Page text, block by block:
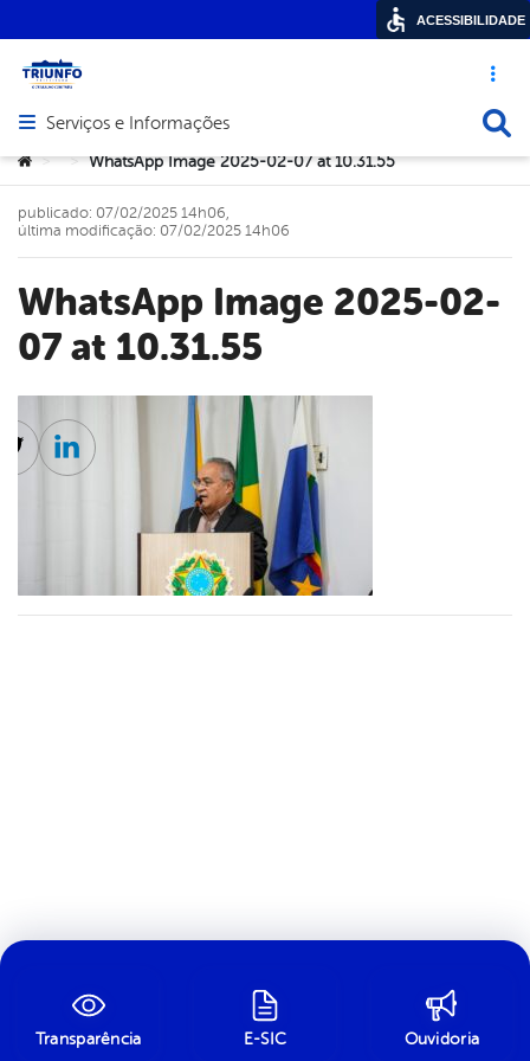
Acesso
Abrir menu principal de navegação
Serviços e Informações
Você está aqui:
> > WhatsApp Image 2025-02-07 at 10.31.55
WhatsApp Image 2025-02-
07 at 10.31.55
publicado: 07/02/2025 14h06,
última modificação: 07/02/2025 14h06
TwitterLinkedin
Transparência E-SIC Ouvidoria
ACESSIBILIDADE